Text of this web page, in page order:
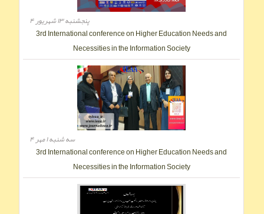
3rd International conference on Higher Education Needs and
Necessities in the Information Society
سه شنبه ۱ مهر ۴
3rd International conference on Higher Education Needs and
Necessities in the Information Society
پنجشنبه ۱۳ شهریور ۴